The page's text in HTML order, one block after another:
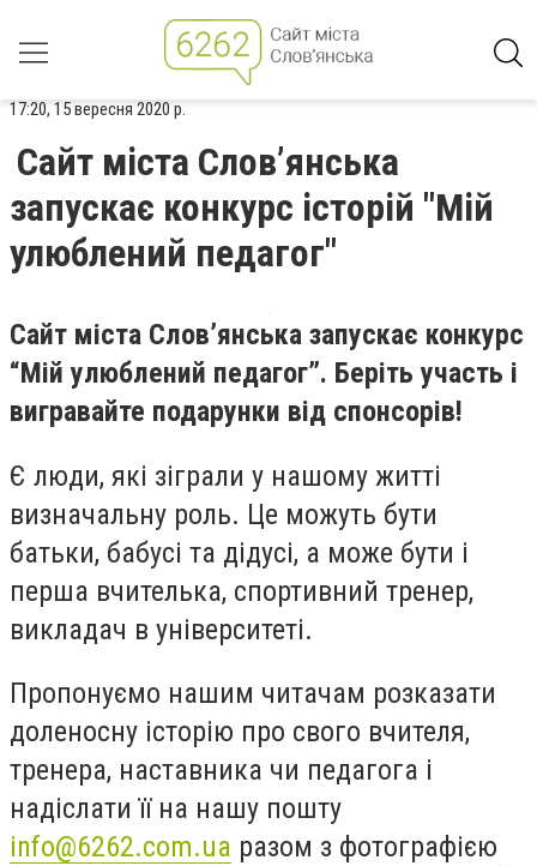
17:20, 15 вересня 2020 р.
Сайт міста Слов’янська
запускає конкурс історій "Мій
улюблений педагог"
Сайт міста Слов’янська запускає конкурс
“Мій улюблений педагог”. Беріть участь і
вигравайте подарунки від спонсорів!
Є люди, які зіграли у нашому житті
визначальну роль. Це можуть бути
батьки, бабусі та дідусі, а може бути і
перша вчителька, спортивний тренер,
викладач в університеті.
Пропонуємо нашим читачам розказати
доленосну історію про свого вчителя,
тренера, наставника чи педагога і
надіслати її на нашу пошту
info@6262.com.ua разом з фотографією